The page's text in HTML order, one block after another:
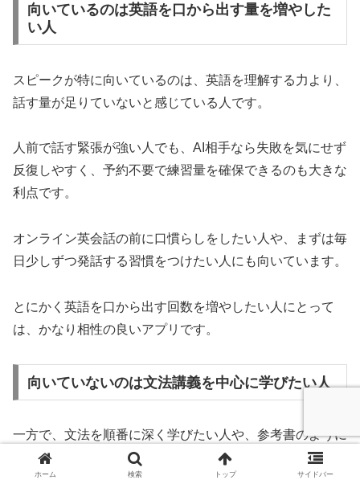
向いているのは英語を口から出す量を増やした
い人
スピークが特に向いているのは、英語を理解する力より、
話す量が足りていないと感じている人です。
人前で話す緊張が強い人でも、AI相手なら失敗を気にせず
反復しやすく、予約不要で練習量を確保できるのも大きな
利点です。
オンライン英会話の前に口慣らしをしたい人や、まずは毎
日少しずつ発話する習慣をつけたい人にも向いています。
とにかく英語を口から出す回数を増やしたい人にとって
は、かなり相性の良いアプリです。
向いていないのは文法講義を中心に学びたい人
一方で、文法を順番に深く学びたい人や、参考書のように
体系立てて理解したい人には、スピークだけでは足りない
ことがあります。
ホーム 検索 トップ サイドバー